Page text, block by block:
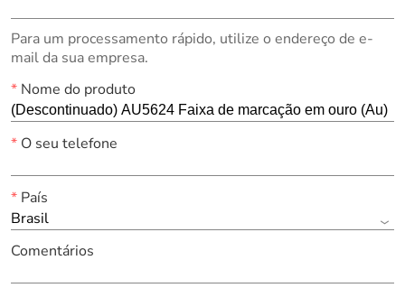
Para um processamento rápido, utilize o endereço de e-
mail da sua empresa.
*Nome do produto
*O seu telefone
*País
Brasil
Comentários